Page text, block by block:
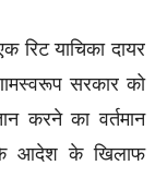
रिट याचिका दायर
सरकार को
करने का वर्तमान
के आदेश के खिलाफ